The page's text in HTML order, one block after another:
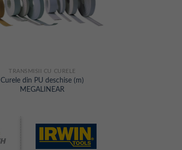
TRANSMISII CU CURELE
Curele din PU deschise (m)
MEGALINEAR